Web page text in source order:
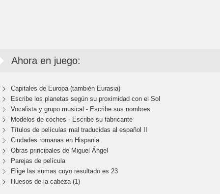
Ahora en juego:
Capitales de Europa (también Eurasia)
Escribe los planetas según su proximidad con el Sol
Vocalista y grupo musical - Escribe sus nombres
Modelos de coches - Escribe su fabricante
Títulos de películas mal traducidas al español II
Ciudades romanas en Hispania
Obras principales de Miguel Ángel
Parejas de película
Elige las sumas cuyo resultado es 23
Huesos de la cabeza (1)